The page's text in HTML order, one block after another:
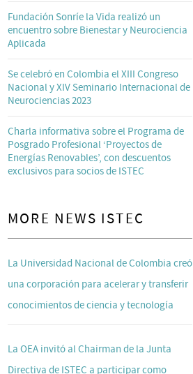
Fundación Sonríe la Vida realizó un
encuentro sobre Bienestar y Neurociencia
Aplicada
Se celebró en Colombia el XIII Congreso
Nacional y XIV Seminario Internacional de
Neurociencias 2023
Charla informativa sobre el Programa de
Posgrado Profesional ‘Proyectos de
Energías Renovables’, con descuentos
exclusivos para socios de ISTEC
MORE NEWS ISTEC
La Universidad Nacional de Colombia creó
una corporación para acelerar y transferir
conocimientos de ciencia y tecnología
La OEA invitó al Chairman de la Junta
Directiva de ISTEC a participar como